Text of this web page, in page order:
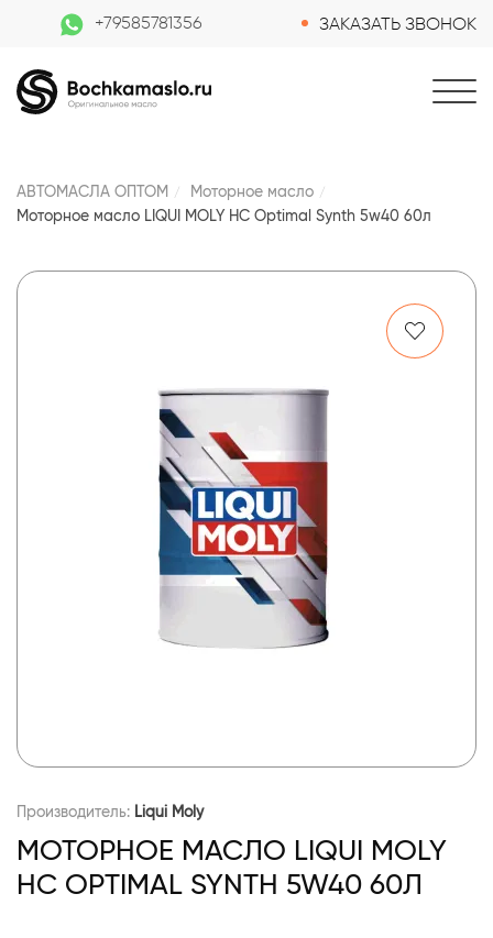
+79585781356 ЗАКАЗАТЬ ЗВОНОК
АВТОМАСЛА ОПТОМ
Моторное масло
Моторное масло LIQUI MOLY НС Optimal Synth 5w40 60л
Производитель: Liqui Moly
МОТОРНОЕ МАСЛО LIQUI MOLY
НС OPTIMAL SYNTH 5W40 60Л